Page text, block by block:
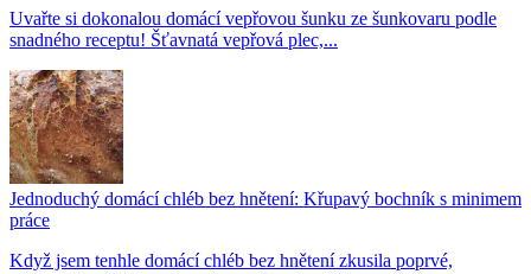
Uvařte si dokonalou domácí vepřovou šunku ze šunkovaru podle
snadného receptu! Šťavnatá vepřová plec,...
Jednoduchý domácí chléb bez hnětení: Křupavý bochník s minimem
práce
Když jsem tenhle domácí chléb bez hnětení zkusila poprvé,